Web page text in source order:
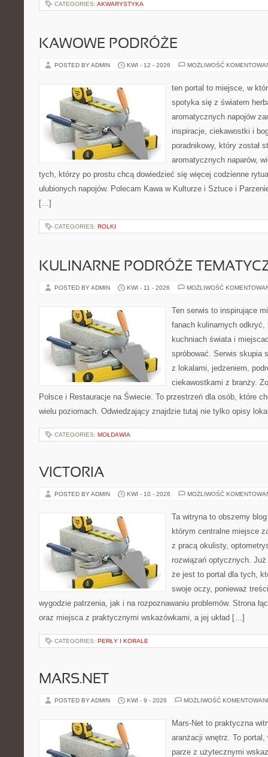
CATEGORIES: AKWARYSTYKA
KAWOWE PODRÓŻE
POSTED BY ADMIN KWI - 12 - 2026 MOŻLIWOŚĆ
ten portal to miejsce, w
spotyka się z światem
aromatycznych napojów
inspiracje, ciekawostki i
poradnikowy, który został
aromatycznych naparów,
tych, którzy po prostu chcą dowiedzieć się więcej codzienne
ulubionych napojów. Polecam Kawa w Kulturze i Sztuce i
[…]
CATEGORIES: ROLKI
KULINARNE PODRÓŻE
POSTED BY ADMIN KWI - 11 - 2026 MOŻLIWOŚĆ
Ten serwis to inspirujące
fanach kulinarnych
kuchniach świata i
spróbować. Serwis skupia
z lokalami, jedzeniem,
ciekawostkami z branży.
Polsce i Restauracje na Świecie. To przestrzeń dla osób, które
wielu poziomach. Odwiedzający znajdzie tutaj nie tylko opisy
CATEGORIES: MOŁDAWIA
VICTORIA
POSTED BY ADMIN KWI - 10 - 2026 MOŻLIWOŚĆ
Ta witryna to obszerny
którym centralne miejsce
z pracą okulisty,
rozwiązań optycznych.
że jest to portal dla tych,
swoje oczy, ponieważ
wygodzie patrzenia, jak i na rozpoznawaniu problemów. Strona
oraz miejsca z praktycznymi wskazówkami, a jej układ […]
CATEGORIES: PERŁY I KORALE
MARS.NET
POSTED BY ADMIN KWI - 9 - 2026 MOŻLIWOŚĆ
Mars-Net to praktyczna
aranżacji wnętrz. To
parze z użytecznymi